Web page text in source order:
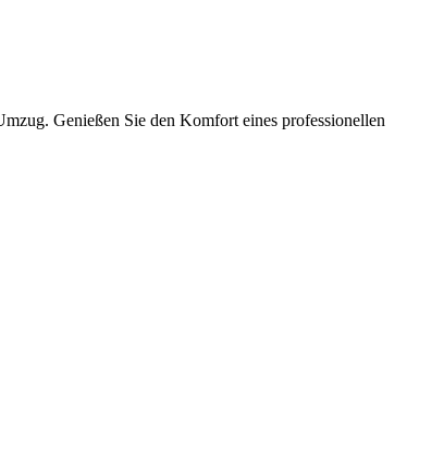
Genießen Sie den Komfort eines professionellen